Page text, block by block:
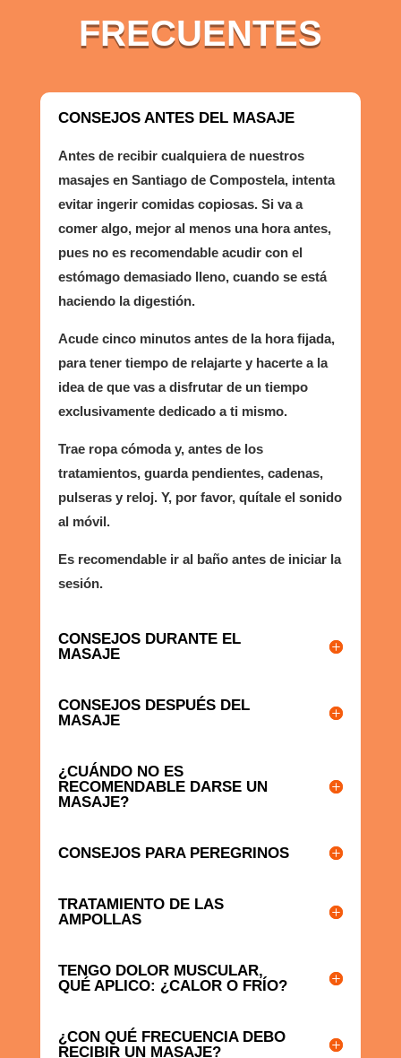
FRECUENTES
CONSEJOS ANTES DEL MASAJE
Antes de recibir cualquiera de nuestros
masajes en Santiago de Compostela, intenta
evitar ingerir comidas copiosas. Si va a
comer algo, mejor al menos una hora antes,
pues no es recomendable acudir con el
estómago demasiado lleno, cuando se está
haciendo la digestión.
Acude cinco minutos antes de la hora fijada,
para tener tiempo de relajarte y hacerte a la
idea de que vas a disfrutar de un tiempo
exclusivamente dedicado a ti mismo.
Trae ropa cómoda y, antes de los
tratamientos, guarda pendientes, cadenas,
pulseras y reloj. Y, por favor, quítale el sonido
al móvil.
Es recomendable ir al baño antes de iniciar la
sesión.
CONSEJOS DURANTE EL
MASAJE
CONSEJOS DESPUÉS DEL
MASAJE
¿CUÁNDO NO ES
RECOMENDABLE DARSE UN
MASAJE?
CONSEJOS PARA PEREGRINOS
TRATAMIENTO DE LAS
AMPOLLAS
TENGO DOLOR MUSCULAR,
QUÉ APLICO: ¿CALOR O FRÍO?
¿CON QUÉ FRECUENCIA DEBO
RECIBIR UN MASAJE?